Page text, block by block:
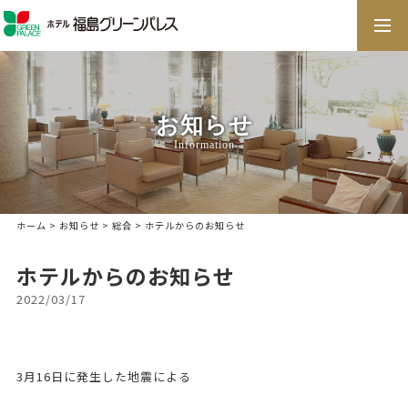
お知らせ
Information
ホーム > お知らせ > 総合 > ホテルからのお知らせ
ホテルからのお知らせ
2022/03/17
3月16日に発生した地震による